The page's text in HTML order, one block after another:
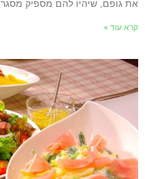
גופם, שיהיו להם מספיק מסגרות
עוד »